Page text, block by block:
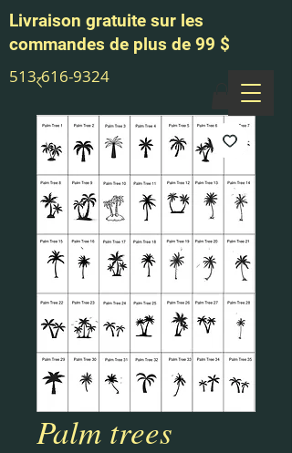
513-616-9324
Livraison gratuite sur les
commandes de plus de 99 $
Palm trees